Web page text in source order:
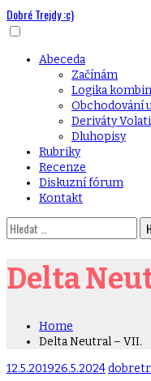
Skip
to
Dobré Trejdy :c)
Menu
Abeceda
Začínám
Logika
Obchodování
Deriváty
Dluhopisy
Rubriky
Recenze
Diskuzní fórum
Kontakt
Vyhledávání
Delta
Home
Delta Neutral – VII.
12.5.201926.5.2024